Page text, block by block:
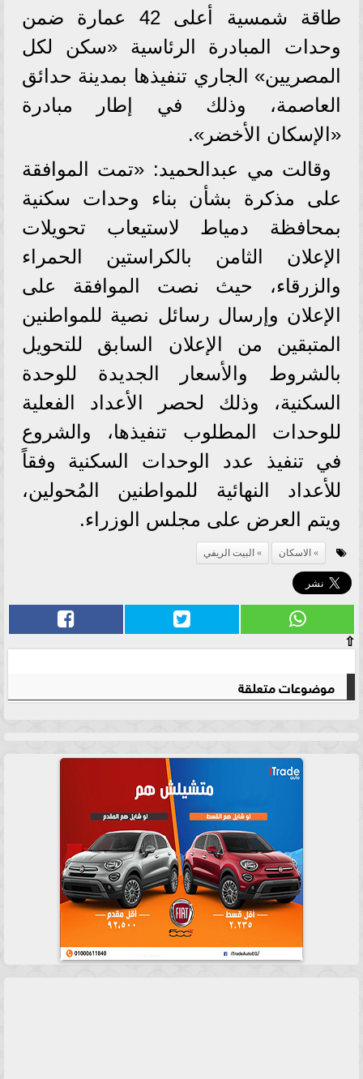
طاقة شمسية أعلى 42 عمارة ضمن
وحدات المبادرة الرئاسية «سكن لكل
المصريين» الجاري تنفيذها بمدينة حدائق
العاصمة، وذلك في إطار مبادرة
«الإسكان الأخضر».
وقالت مي عبدالحميد: «تمت الموافقة
على مذكرة بشأن بناء وحدات سكنية
بمحافظة دمياط لاستيعاب تحويلات
الإعلان الثامن بالكراستين الحمراء
والزرقاء، حيث نصت الموافقة على
الإعلان وإرسال رسائل نصية للمواطنين
المتبقين من الإعلان السابق للتحويل
بالشروط والأسعار الجديدة للوحدة
السكنية، وذلك لحصر الأعداد الفعلية
للوحدات المطلوب تنفيذها، والشروع
في تنفيذ عدد الوحدات السكنية وفقاً
للأعداد النهائية للمواطنين المُحولين،
ويتم العرض على مجلس الوزراء.
الاسكان البيت الريفي
⇧
موضوعات متعلقة